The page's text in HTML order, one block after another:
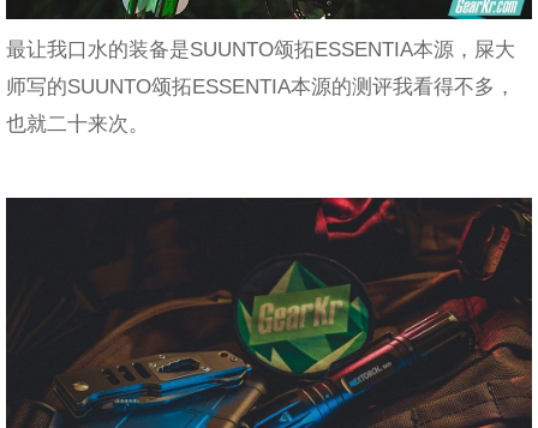
最让我口水的装备是SUUNTO颂拓ESSENTIA本源，屎大
师写的SUUNTO颂拓ESSENTIA本源的测评我看得不多，
也就二十来次。